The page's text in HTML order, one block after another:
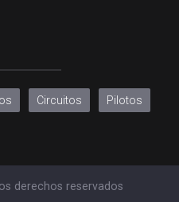
Circuitos Pilotos
derechos reservados